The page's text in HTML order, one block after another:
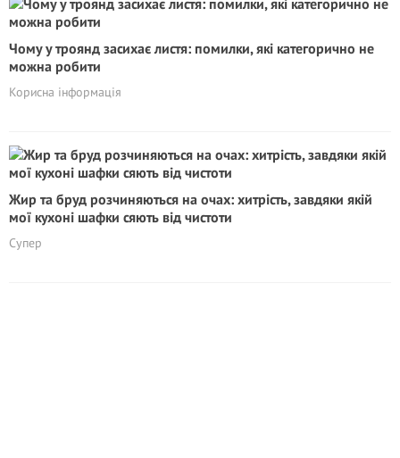
Чому у троянд засихає листя: помилки, які категорично не
можна робити
Корисна інформація
Жир та бруд розчиняються на очах: хитрість, завдяки якій
мої кухоні шафки сяють від чистоти
Супер